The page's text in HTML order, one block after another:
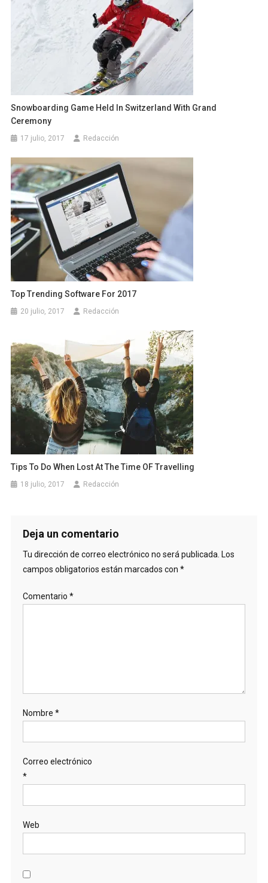
Snowboarding Game Held In Switzerland With Grand
Ceremony
17 julio, 2017 Redacción
Top Trending Software For 2017
20 julio, 2017 Redacción
Tips To Do When Lost At The Time OF Travelling
18 julio, 2017 Redacción
Deja un comentario
Tu dirección de correo electrónico no será publicada. Los
campos obligatorios están marcados con *
Comentario *
Nombre *
Correo electrónico
*
Web